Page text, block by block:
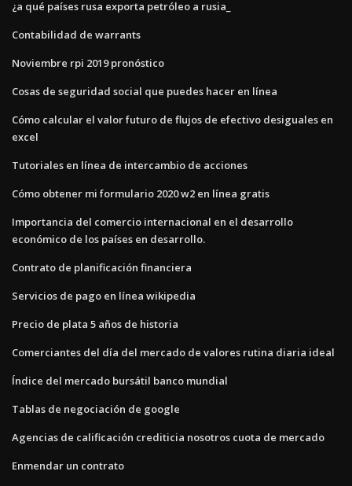
¿a qué países rusa exporta petróleo a rusia_
Contabilidad de warrants
Noviembre rpi 2019 pronóstico
Cosas de seguridad social que puedes hacer en línea
Cómo calcular el valor futuro de flujos de efectivo desiguales en
excel
Tutoriales en línea de intercambio de acciones
Cómo obtener mi formulario 2020 w2 en línea gratis
Importancia del comercio internacional en el desarrollo
económico de los países en desarrollo.
Contrato de planificación financiera
Servicios de pago en línea wikipedia
Precio de plata 5 años de historia
Comerciantes del día del mercado de valores rutina diaria ideal
Índice del mercado bursátil banco mundial
Tablas de negociación de google
Agencias de calificación crediticia nosotros cuota de mercado
Enmendar un contrato